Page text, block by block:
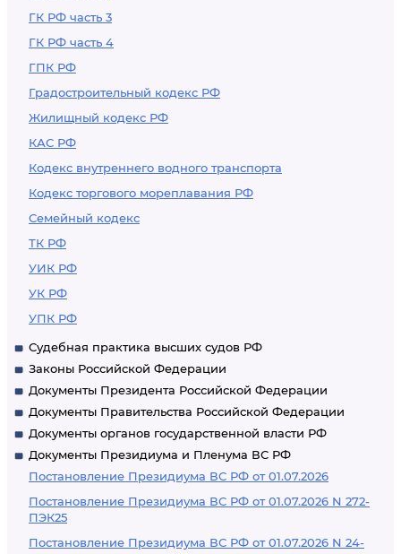
ГК РФ часть 3
ГК РФ часть 4
ГПК РФ
Градостроительный кодекс РФ
Жилищный кодекс РФ
КАС РФ
Кодекс внутреннего водного транспорта
Кодекс торгового мореплавания РФ
Семейный кодекс
ТК РФ
УИК РФ
УК РФ
УПК РФ
Судебная практика высших судов РФ
Законы Российской Федерации
Документы Президента Российской Федерации
Документы Правительства Российской Федерации
Документы органов государственной власти РФ
Документы Президиума и Пленума ВС РФ
Постановление Президиума ВС РФ от 01.07.2026
Постановление Президиума ВС РФ от 01.07.2026 N 272-
ПЭК25
Постановление Президиума ВС РФ от 01.07.2026 N 24-